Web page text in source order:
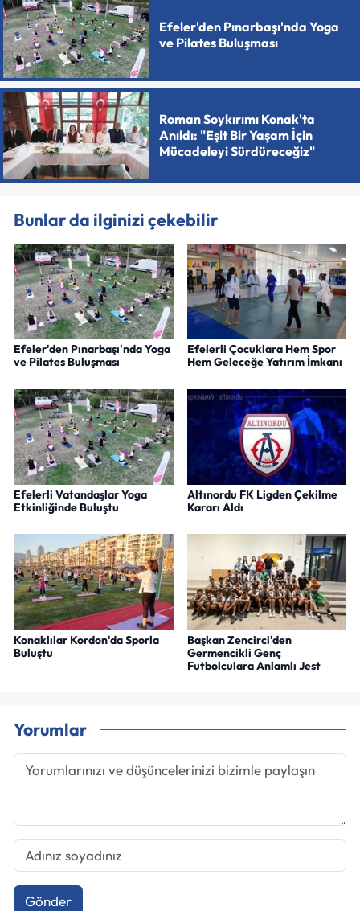
Efeler'den Pınarbaşı'nda Yoga
ve Pilates Buluşması
Roman Soykırımı Konak'ta
Anıldı: "Eşit Bir Yaşam İçin
Mücadeleyi Sürdüreceğiz"
Bunlar da ilginizi çekebilir
Efeler'den Pınarbaşı'nda Yoga
ve Pilates Buluşması
Efelerli Çocuklara Hem Spor
Hem Geleceğe Yatırım İmkanı
Efelerli Vatandaşlar Yoga
Etkinliğinde Buluştu
Altınordu FK Ligden Çekilme
Kararı Aldı
Konaklılar Kordon'da Sporla
Buluştu
Başkan Zencirci'den
Germencikli Genç
Futbolculara Anlamlı Jest
Yorumlar
Gönder